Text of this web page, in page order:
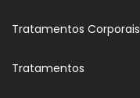
Tratamentos Corporais
Tratamentos